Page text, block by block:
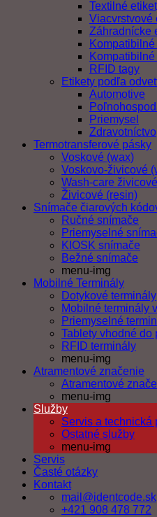
Textilné
Viacvrstvové
Záhradnícke
RFID tagy
Etikety podľa
Automotive
Priemysel
Zdravotníctvo
Termotransferové pásky
Voskové (wax)
Voskovo-živicové
Wash-care živicové
Živicové (resin)
Snímače čiarových
Ručné snímače
Priemyselné
KIOSK snímače
Bežné snímače
menu-img
Mobilné Terminály
Dotykové terminály
Mobilné terminály
Priemyselné
Tablety vhodné do
RFID terminály
menu-img
Atramentové značenie
Atramentové
menu-img
Služby
Servis a technická
Ostatné služby
menu-img
Servis
Časté otázky
Kontakt
mail@identcode.sk
+421 908 478 772